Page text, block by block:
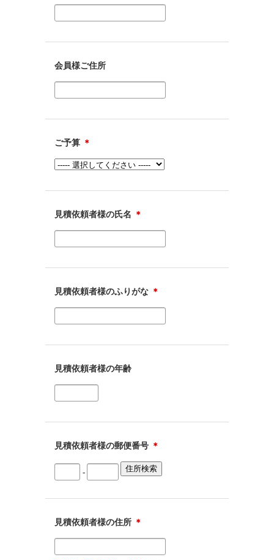
会員様ご住所
ご予算 ＊
見積依頼者様の氏名 ＊
見積依頼者様のふりがな ＊
見積依頼者様の年齢
見積依頼者様の郵便番号 ＊
-
見積依頼者様の住所 ＊